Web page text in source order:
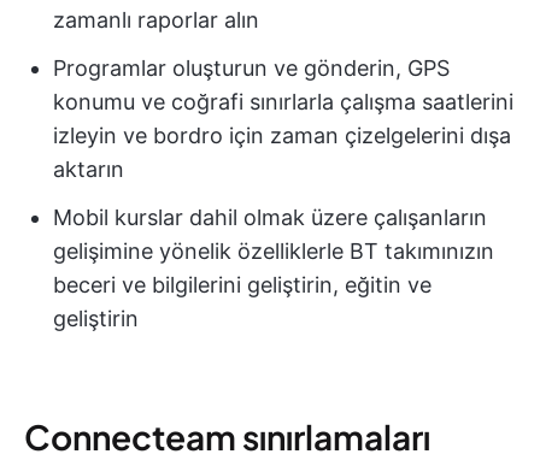
zamanlı raporlar alın
Programlar oluşturun ve gönderin, GPS
konumu ve coğrafi sınırlarla çalışma saatlerini
izleyin ve bordro için zaman çizelgelerini dışa
aktarın
Mobil kurslar dahil olmak üzere çalışanların
gelişimine yönelik özelliklerle BT takımınızın
beceri ve bilgilerini geliştirin, eğitin ve
geliştirin
Connecteam sınırlamaları